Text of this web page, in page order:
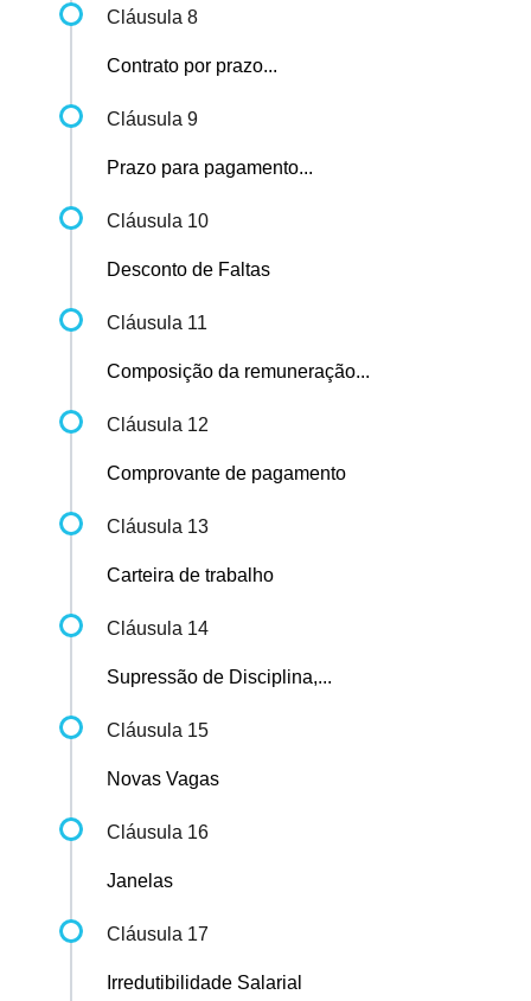
Cláusula 8
Contrato por prazo...
Cláusula 9
Prazo para pagamento...
Cláusula 10
Desconto de Faltas
Cláusula 11
Composição da remuneração...
Cláusula 12
Comprovante de pagamento
Cláusula 13
Carteira de trabalho
Cláusula 14
Supressão de Disciplina,...
Cláusula 15
Novas Vagas
Cláusula 16
Janelas
Cláusula 17
Irredutibilidade Salarial